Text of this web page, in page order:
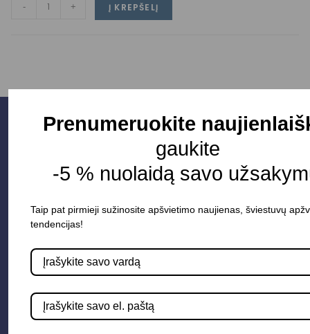
- + Į KREPŠELĮ
Parduotuvė
Apšvietimo sistemos
Elektros instaliacija
Prenumeruokite
gaukite
-5 % nuolaidą savo
Taip pat pirmieji sužinosite apšvietimo naujienas, šviestuvų
tendencijas!